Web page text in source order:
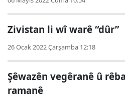
Zivistan li wî warê “dûr”
26 Ocak 2022 Çarşamba 12:18
Şêwazên vegêranê û
ramanê